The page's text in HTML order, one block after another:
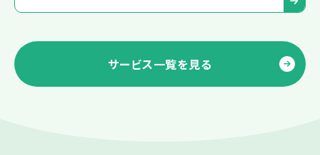
サービス一覧を見る